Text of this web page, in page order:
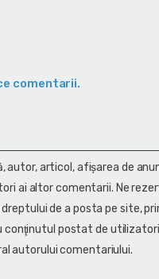
comentarii.
autor, articol, afişarea de
ai altor comentarii. Ne
de a posta pe site,
conţinutul postat de
autorului comentariului.